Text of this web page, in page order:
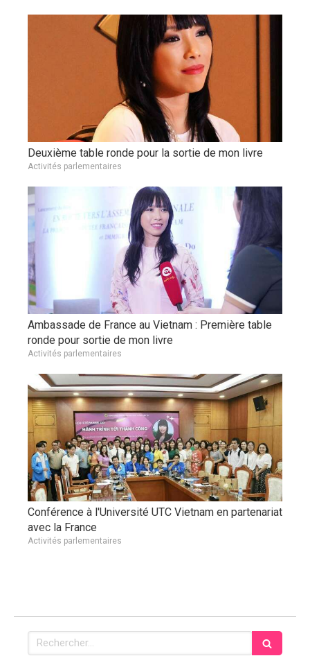
Deuxième table ronde pour la sortie de mon livre
Activités parlementaires
Ambassade de France au Vietnam : Première table
ronde pour sortie de mon livre
Activités parlementaires
Conférence à l'Université UTC Vietnam en partenariat
avec la France
Activités parlementaires
Rechercher